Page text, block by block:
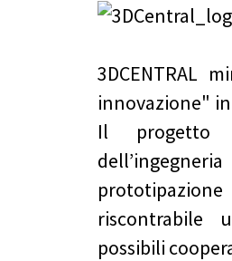
3DCENTRAL
innovazione"
Il progetto
riscontrabile
possibili